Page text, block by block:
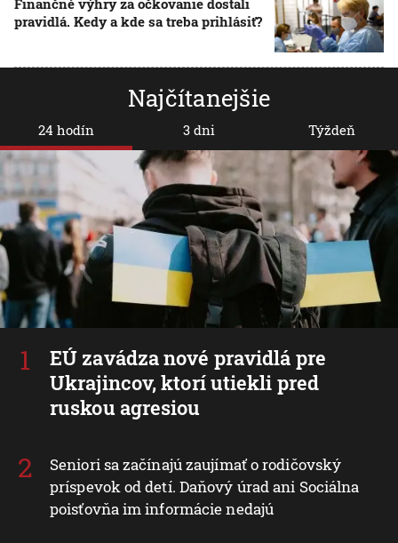
Finančné výhry za očkovanie dostali
pravidlá. Kedy a kde sa treba prihlásiť?
Najčítanejšie
24 hodín
EÚ zavádza nové pravidlá pre
Ukrajincov, ktorí utiekli pred
ruskou agresiou
Seniori sa začínajú zaujímať o rodičovský
príspevok od detí. Daňový úrad ani Sociálna
poisťovňa im informácie nedajú
3 dni Týždeň